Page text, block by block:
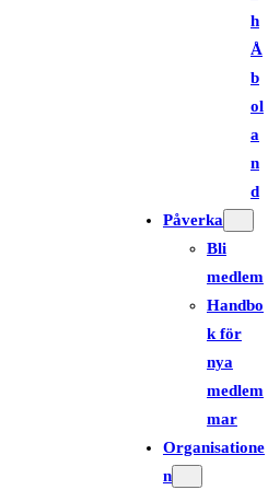
h
Å
b
ol
a
n
d
Påverka
Bli
medlem
Handbo
k för
nya
medlem
mar
Organisatione
n